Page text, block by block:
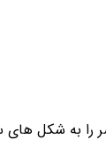
به شکل های